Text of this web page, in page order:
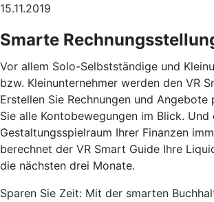
15.11.2019
Smarte
Vor allem Solo-Selbstständige und
bzw. Kleinunternehmer werden den VR
Erstellen Sie Rechnungen und Angebote
Sie alle Kontobewegungen im Blick. Und
Gestaltungsspielraum Ihrer Finanzen
berechnet der VR Smart Guide Ihre
die nächsten drei Monate.
Sparen Sie Zeit: Mit der smarten